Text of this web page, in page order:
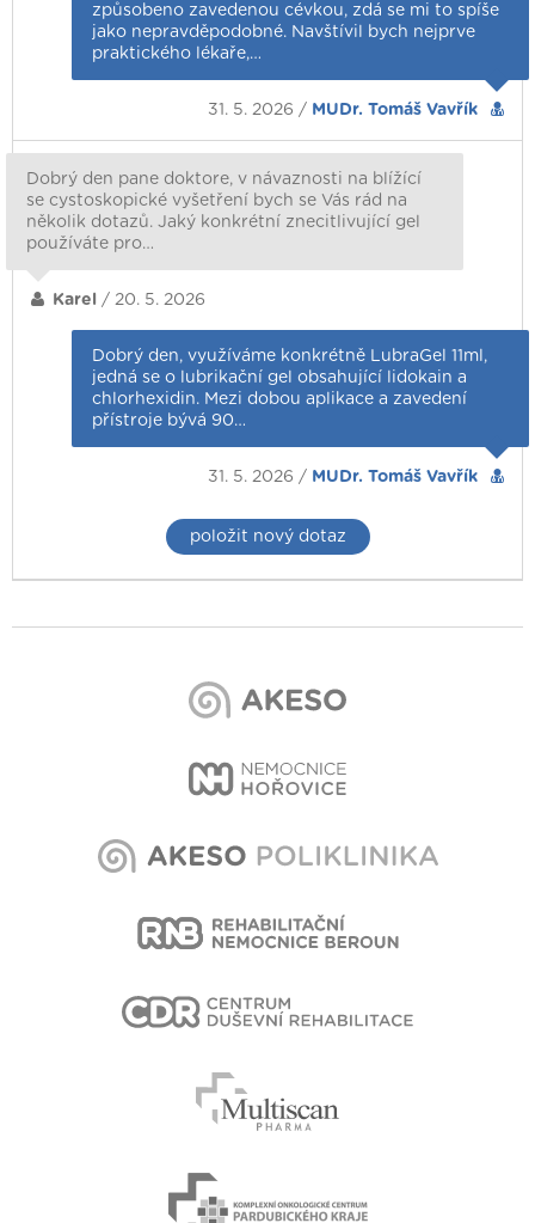
způsobeno zavedenou cévkou, zdá se mi to spíše
jako nepravděpodobné. Navštívil bych nejprve
praktického lékaře,…
31. 5. 2026 / MUDr. Tomáš Vavřík
Dobrý den pane doktore, v návaznosti na blížící
se cystoskopické vyšetření bych se Vás rád na
několik dotazů. Jaký konkrétní znecitlivující gel
používáte pro…
Karel / 20. 5. 2026
Dobrý den, využíváme konkrétně LubraGel 11ml,
jedná se o lubrikační gel obsahující lidokain a
chlorhexidin. Mezi dobou aplikace a zavedení
přístroje bývá 90…
31. 5. 2026 / MUDr. Tomáš Vavřík
položit nový dotaz